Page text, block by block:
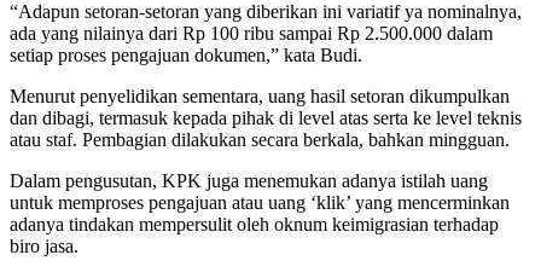
“Adapun setoran-setoran yang diberikan ini variatif ya nominalnya,
ada yang nilainya dari Rp 100 ribu sampai Rp 2.500.000 dalam
setiap proses pengajuan dokumen,” kata Budi.
Menurut penyelidikan sementara, uang hasil setoran dikumpulkan
dan dibagi, termasuk kepada pihak di level atas serta ke level teknis
atau staf. Pembagian dilakukan secara berkala, bahkan mingguan.
Dalam pengusutan, KPK juga menemukan adanya istilah uang
untuk memproses pengajuan atau uang ‘klik’ yang mencerminkan
adanya tindakan mempersulit oleh oknum keimigrasian terhadap
biro jasa.